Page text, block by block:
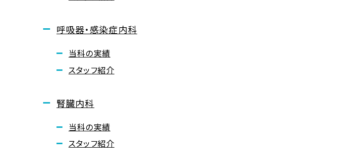
呼吸器・感染症内科
当科の実績
スタッフ紹介
腎臓内科
当科の実績
スタッフ紹介